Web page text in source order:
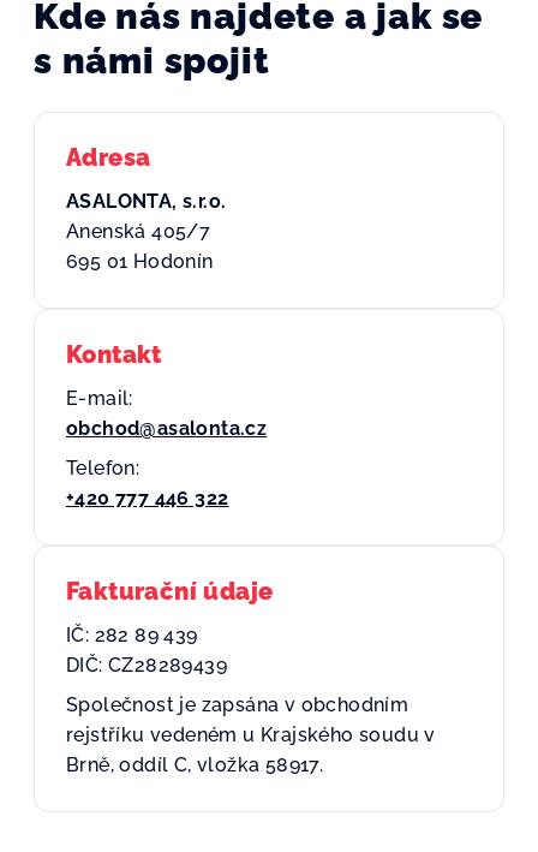
Kde nás najdete a jak se
s námi spojit
Adresa
ASALONTA, s.r.o.
Anenská 405/7
695 01 Hodonín
Kontakt
E-mail:
obchod@asalonta.cz
Telefon:
+420 777 446 322
Fakturační údaje
IČ: 282 89 439
DIČ: CZ28289439
Společnost je zapsána v obchodním
rejstříku vedeném u Krajského soudu v
Brně, oddíl C, vložka 58917.